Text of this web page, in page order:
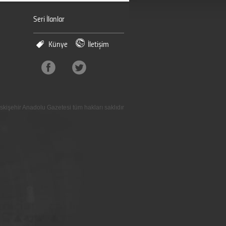
Seri İlanlar
Künye İletişim
Anadolu Gazetesi tüm hakları saklıdır